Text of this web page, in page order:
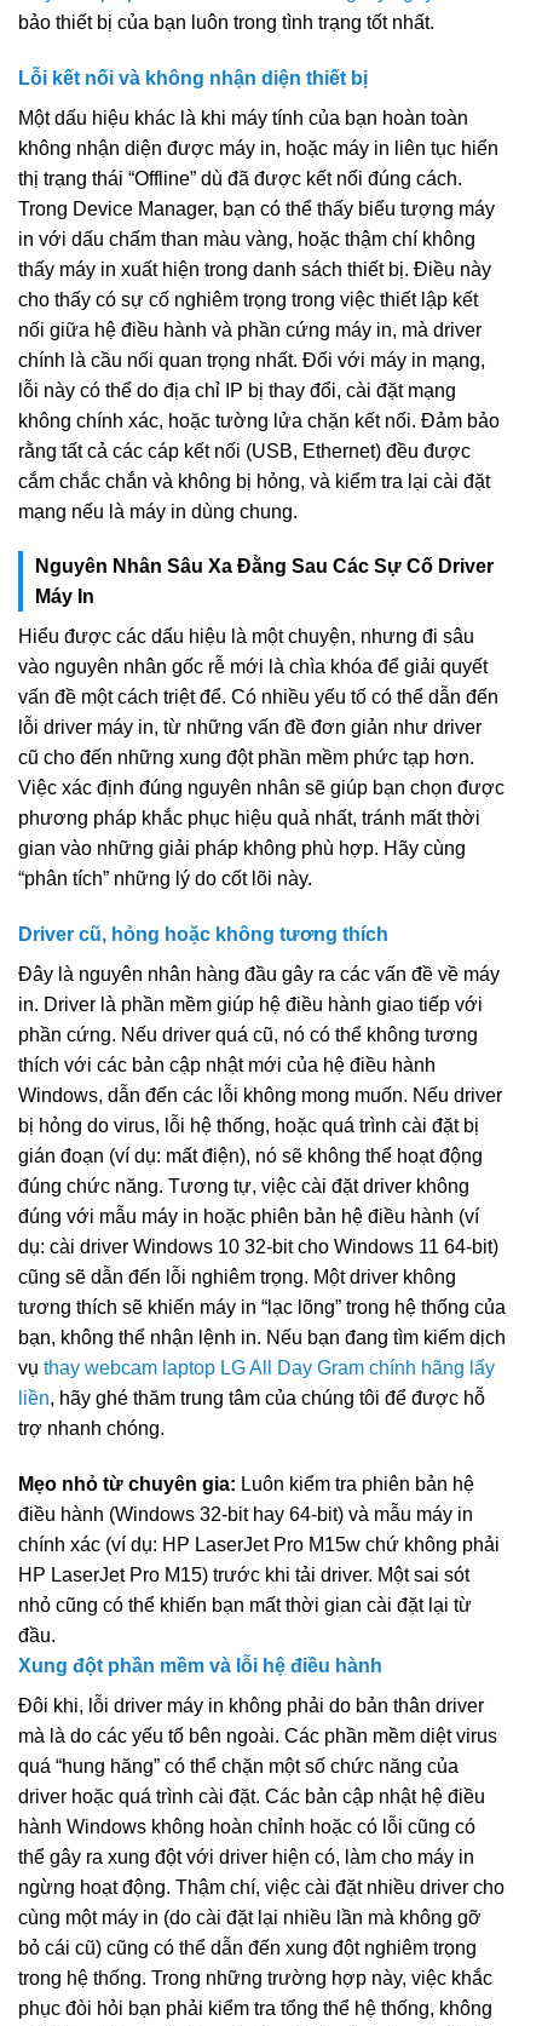
bảo thiết bị của bạn luôn trong tình trạng tốt nhất.
Lỗi kết nối và không nhận diện thiết bị
Một dấu hiệu khác là khi máy tính của bạn hoàn toàn
không nhận diện được máy in, hoặc máy in liên tục hiển
thị trạng thái “Offline” dù đã được kết nối đúng cách.
Trong Device Manager, bạn có thể thấy biểu tượng máy
in với dấu chấm than màu vàng, hoặc thậm chí không
thấy máy in xuất hiện trong danh sách thiết bị. Điều này
cho thấy có sự cố nghiêm trọng trong việc thiết lập kết
nối giữa hệ điều hành và phần cứng máy in, mà driver
chính là cầu nối quan trọng nhất. Đối với máy in mạng,
lỗi này có thể do địa chỉ IP bị thay đổi, cài đặt mạng
không chính xác, hoặc tường lửa chặn kết nối. Đảm bảo
rằng tất cả các cáp kết nối (USB, Ethernet) đều được
cắm chắc chắn và không bị hỏng, và kiểm tra lại cài đặt
mạng nếu là máy in dùng chung.
Nguyên Nhân Sâu Xa Đằng Sau Các Sự Cố Driver
Máy In
Hiểu được các dấu hiệu là một chuyện, nhưng đi sâu
vào nguyên nhân gốc rễ mới là chìa khóa để giải quyết
vấn đề một cách triệt để. Có nhiều yếu tố có thể dẫn đến
lỗi driver máy in, từ những vấn đề đơn giản như driver
cũ cho đến những xung đột phần mềm phức tạp hơn.
Việc xác định đúng nguyên nhân sẽ giúp bạn chọn được
phương pháp khắc phục hiệu quả nhất, tránh mất thời
gian vào những giải pháp không phù hợp. Hãy cùng
“phân tích” những lý do cốt lõi này.
Driver cũ, hỏng hoặc không tương thích
Đây là nguyên nhân hàng đầu gây ra các vấn đề về máy
in. Driver là phần mềm giúp hệ điều hành giao tiếp với
phần cứng. Nếu driver quá cũ, nó có thể không tương
thích với các bản cập nhật mới của hệ điều hành
Windows, dẫn đến các lỗi không mong muốn. Nếu driver
bị hỏng do virus, lỗi hệ thống, hoặc quá trình cài đặt bị
gián đoạn (ví dụ: mất điện), nó sẽ không thể hoạt động
đúng chức năng. Tương tự, việc cài đặt driver không
đúng với mẫu máy in hoặc phiên bản hệ điều hành (ví
dụ: cài driver Windows 10 32-bit cho Windows 11 64-bit)
cũng sẽ dẫn đến lỗi nghiêm trọng. Một driver không
tương thích sẽ khiến máy in “lạc lõng” trong hệ thống của
bạn, không thể nhận lệnh in. Nếu bạn đang tìm kiếm dịch
vụ thay webcam laptop LG All Day Gram chính hãng lấy
liền, hãy ghé thăm trung tâm của chúng tôi để được hỗ
trợ nhanh chóng.
Mẹo nhỏ từ chuyên gia: Luôn kiểm tra phiên bản hệ
điều hành (Windows 32-bit hay 64-bit) và mẫu máy in
chính xác (ví dụ: HP LaserJet Pro M15w chứ không phải
HP LaserJet Pro M15) trước khi tải driver. Một sai sót
nhỏ cũng có thể khiến bạn mất thời gian cài đặt lại từ
đầu.
Xung đột phần mềm và lỗi hệ điều hành
Đôi khi, lỗi driver máy in không phải do bản thân driver
mà là do các yếu tố bên ngoài. Các phần mềm diệt virus
quá “hung hăng” có thể chặn một số chức năng của
driver hoặc quá trình cài đặt. Các bản cập nhật hệ điều
hành Windows không hoàn chỉnh hoặc có lỗi cũng có
thể gây ra xung đột với driver hiện có, làm cho máy in
ngừng hoạt động. Thậm chí, việc cài đặt nhiều driver cho
cùng một máy in (do cài đặt lại nhiều lần mà không gỡ
bỏ cái cũ) cũng có thể dẫn đến xung đột nghiêm trọng
trong hệ thống. Trong những trường hợp này, việc khắc
phục đòi hỏi bạn phải kiểm tra tổng thể hệ thống, không